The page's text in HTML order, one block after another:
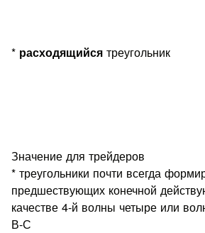
* расходящийся треугольник
Значение для трейдеров
* треугольники почти всегда
предшествующих конечной
качестве 4-й волны четыре или
В-С